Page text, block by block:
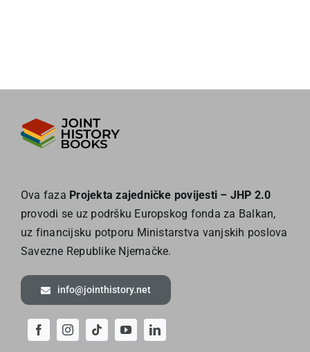
Ova faza Projekta zajedničke povijesti – JHP 2.0
provodi se uz podršku Europskog fonda za Balkan,
uz financijsku potporu Ministarstva vanjskih poslova
Savezne Republike Njemačke.
info@jointhistory.net